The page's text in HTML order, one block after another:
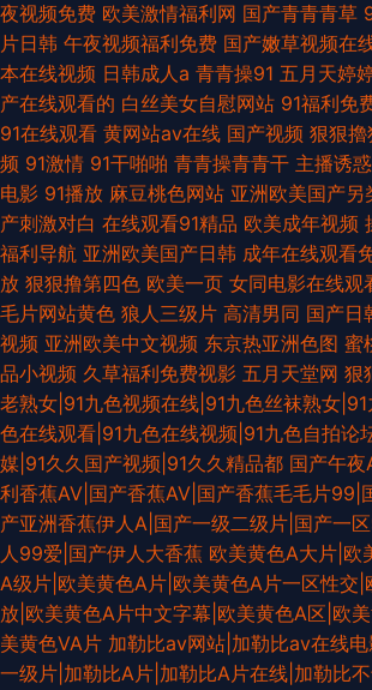
夜视频免费 欧美激情福利网 国产青青青草
片日韩 午夜视频福利免费 国产嫩草视频在
本在线视频 日韩成人a 青青操91 五月天婷
产在线观看的 白丝美女自慰网站 91福利免
91在线观看 黄网站av在线 国产视频 狠狠
频 91激情 91干啪啪 青青操青青干 主播诱
电影 91播放 麻豆桃色网站 亚洲欧美国产另
产刺激对白 在线观看91精品 欧美成年视频
福利导航 亚洲欧美国产日韩 成年在线观看
放 狠狠撸第四色 欧美一页 女同电影在线观
毛片网站黄色 狼人三级片 高清男同 国产日
视频 亚洲欧美中文视频 东京热亚洲色图 蜜
品小视频 久草福利免费视影 五月天堂网 狠
老熟女|91九色视频在线|91九色丝袜熟女
色在线观看|91九色在线视频|91九色自拍论
媒|91久久国产视频|91久久精品都 国产午
利香蕉AV|国产香蕉AV|国产香蕉毛毛片99|
产亚洲香蕉伊人A|国产一级二级片|国产一
人99爱|国产伊人大香蕉 欧美黄色A大片|欧
A级片|欧美黄色A片|欧美黄色A片一区性交|
放|欧美黄色A片中文字幕|欧美黄色A区|欧
美黄色VA片 加勒比av网站|加勒比av在线
一级片|加勒比A片|加勒比A片在线|加勒比